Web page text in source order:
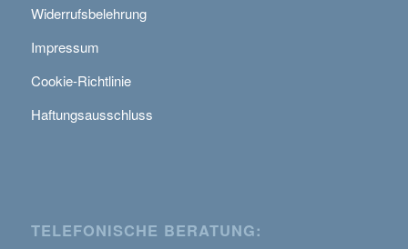
Widerrufsbelehrung
Impressum
Cookie-Richtlinie
Haftungsausschluss
TELEFONISCHE BERATUNG: